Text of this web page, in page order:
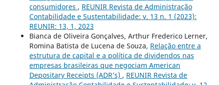
consumidores , REUNIR Revista de Administração
Contabilidade e Sustentabilidade: v. 13 n. 1 (2023):
REUNIR: 13, 1, 2023
Bianca de Oliveira Gonçalves, Arthur Frederico Lerner,
Romina Batista de Lucena de Souza, Relação entre a
estrutura de capital e a política de dividendos nas
empresas brasileiras que negociam American
Depositary Receipts (ADR’s) , REUNIR Revista de